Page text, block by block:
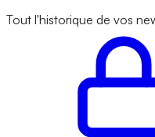
Tout l'historique de vos